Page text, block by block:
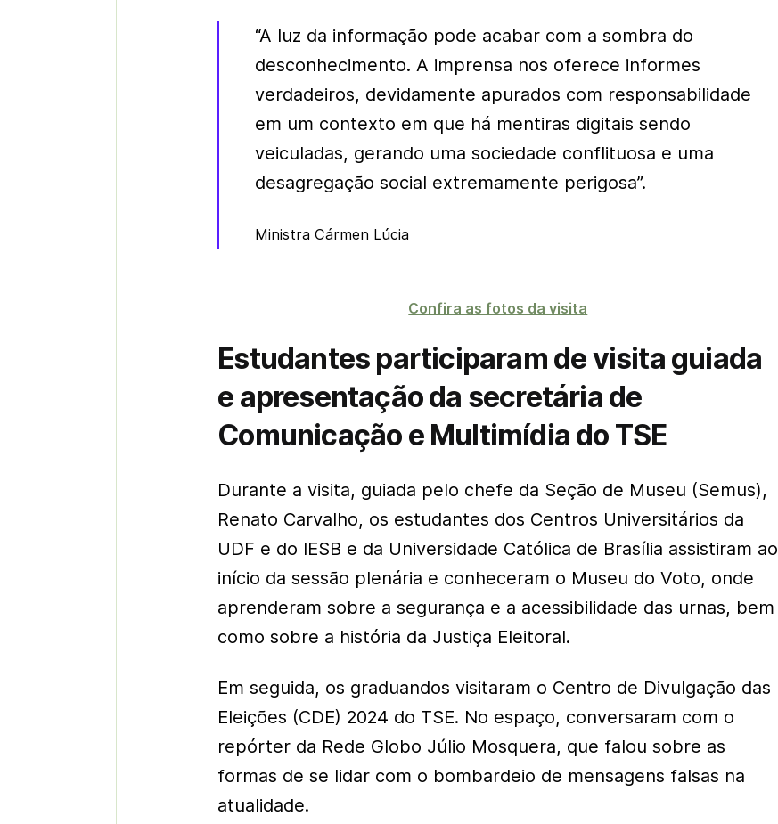
“A luz da informação pode acabar com a sombra do
desconhecimento. A imprensa nos oferece informes
verdadeiros, devidamente apurados com responsabilidade
em um contexto em que há mentiras digitais sendo
veiculadas, gerando uma sociedade conflituosa e uma
desagregação social extremamente perigosa”.
Ministra Cármen Lúcia
Confira as fotos da visita
Estudantes participaram de visita guiada
e apresentação da secretária de
Comunicação e Multimídia do TSE
Durante a visita, guiada pelo chefe da Seção de Museu (Semus),
Renato Carvalho, os estudantes dos Centros Universitários da
UDF e do IESB e da Universidade Católica de Brasília assistiram ao
início da sessão plenária e conheceram o Museu do Voto, onde
aprenderam sobre a segurança e a acessibilidade das urnas, bem
como sobre a história da Justiça Eleitoral.
Em seguida, os graduandos visitaram o Centro de Divulgação das
Eleições (CDE) 2024 do TSE. No espaço, conversaram com o
repórter da Rede Globo Júlio Mosquera, que falou sobre as
formas de se lidar com o bombardeio de mensagens falsas na
atualidade.